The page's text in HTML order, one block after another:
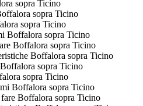
sopra Ticino
sopra Ticino
sopra Ticino
Boffalora sopra Ticino
Boffalora sopra Ticino
Boffalora sopra Ticino
sopra Ticino
sopra Ticino
Boffalora sopra Ticino
Boffalora sopra Ticino